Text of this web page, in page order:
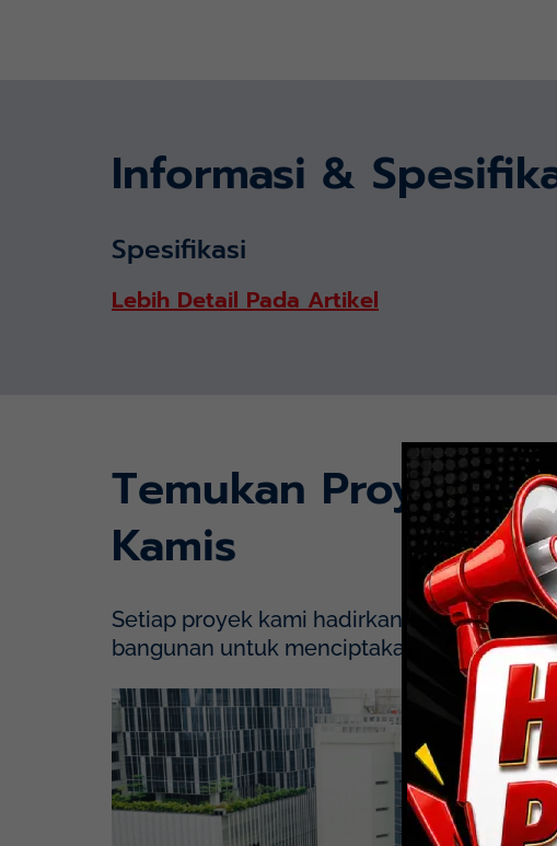
Informasi &
Spesifikasi
Lebih Detail Pada Artikel
Temukan Proyek
Kamis
Setiap proyek kami hadirkan dengan
bangunan untuk menciptakan solusi yang
Mayapada Hospital Kuningan (MHKN), Kuningan,
Lihat Detail Proyek